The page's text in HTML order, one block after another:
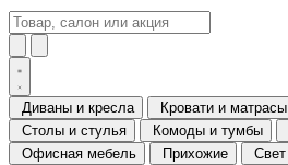
Диваны и кресла Кровати и матрасы
Столы и стулья
Комоды и тумбы
Офисная мебель
Прихожие Свет